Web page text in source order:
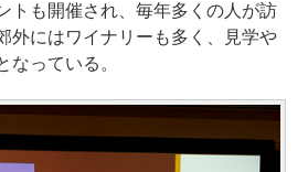
トも開催され、毎年多くの人が訪
外にはワイナリーも多く、見学や
なっている。